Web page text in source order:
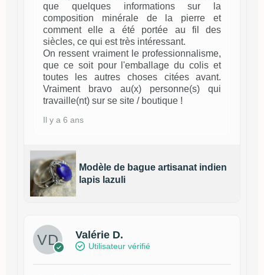
que quelques informations sur la
composition minérale de la pierre et
comment elle a été portée au fil des
siècles, ce qui est très intéressant.
On ressent vraiment le professionnalisme,
que ce soit pour l'emballage du colis et
toutes les autres choses citées avant.
Vraiment bravo au(x) personne(s) qui
travaille(nt) sur se site / boutique !
Il y a 6 ans
Modèle de bague artisanat indien
lapis lazuli
Valérie D.
Utilisateur vérifié